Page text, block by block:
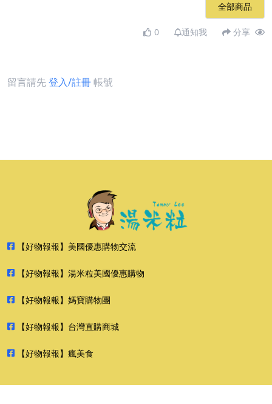
全部商品
0 通知我 分享
留言請先登入/註冊帳號
【好物報報】美國優惠購物交流
【好物報報】湯米粒美國優惠購物
【好物報報】媽寶購物團
【好物報報】台灣直購商城
【好物報報】瘋美食